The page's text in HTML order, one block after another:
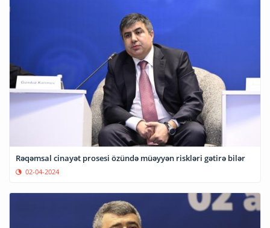
Rəqəmsal cinayət prosesi özündə müəyyən riskləri gətirə bilər
02-04-2024